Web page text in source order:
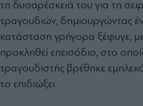
τη δυσαρέσκειά του για τη
τραγουδιών, δημιουργώντας
κατάσταση γρήγορα ξέφυγε,
προκληθεί επεισόδιο, στο
τραγουδιστής βρέθηκε
το επιδιώξει.